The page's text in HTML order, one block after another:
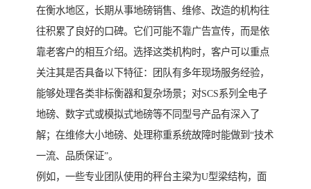
在衡水地区，长期从事地磅销售、维修、改造的机构往
往积累了良好的口碑。它们可能不靠广告宣传，而是依
靠老客户的相互介绍。选择这类机构时，客户可以重点
关注其是否具备以下特征：团队有多年现场服务经验，
能够处理各类非标衡器和复杂场景；对SCS系列全电子
地磅、数字式或模拟式地磅等不同型号产品有深入了
解；在维修大小地磅、处理称重系统故障时能做到“技术
一流、品质保证”。
例如，一些专业团队使用的秤台主梁为U型梁结构，面